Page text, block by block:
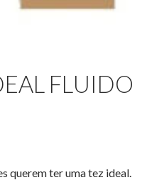
FLUIDO
querem ter uma tez ideal.